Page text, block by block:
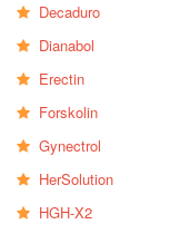
Decaduro
Dianabol
Erectin
Forskolin
Gynectrol
HerSolution
HGH-X2